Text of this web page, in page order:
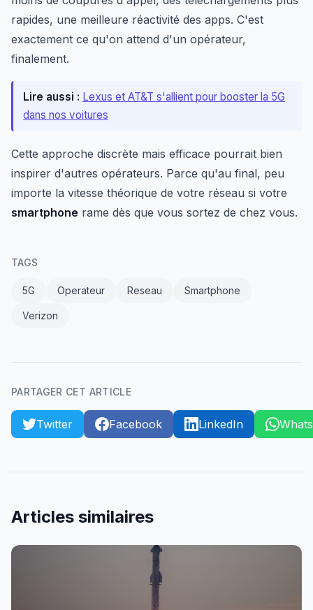
rapides, une meilleure réactivité des apps. C'est
exactement ce qu'on attend d'un opérateur,
finalement.
Lire aussi : Lexus et AT&T s'allient pour booster la 5G
dans nos voitures
Cette approche discrète mais efficace pourrait bien
inspirer d'autres opérateurs. Parce qu'au final, peu
importe la vitesse théorique de votre réseau si votre
smartphone rame dès que vous sortez de chez vous.
TAGS
5G Operateur Reseau Smartphone
Verizon
PARTAGER CET ARTICLE
Twitter Facebook LinkedIn
Articles similaires